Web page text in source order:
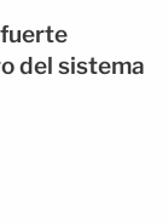
del sistema